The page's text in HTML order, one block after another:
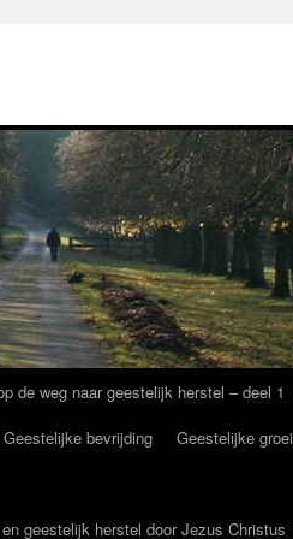
de weg naar geestelijk herstel – deel 1
Geestelijke bevrijding
Geestelijke groei
geestelijk herstel door Jezus Christus